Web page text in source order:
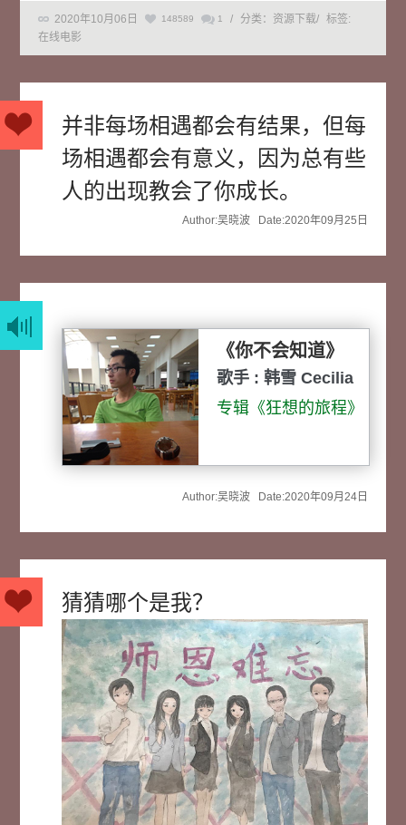
2020年10月06日 148589 1 / 分类：资源下载/
标签:
在线电影
并非每场相遇都会有结果，但每
场相遇都会有意义，因为总有些
人的出现教会了你成长。
Author:吴晓波 Date:2020年09月25日
《你不会知道》
歌手 : 韩雪 Cecilia
专辑《狂想的旅程》
Author:吴晓波 Date:2020年09月24日
猜猜哪个是我？